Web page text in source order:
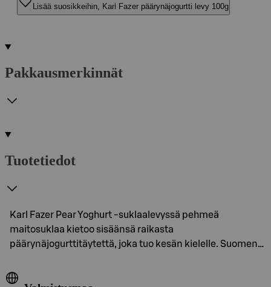
Lisää suosikkeihin, Karl Fazer päärynäjogurtti levy 100g
Pakkausmerkinnät
Tuotetiedot
Karl Fazer Pear Yoghurt -suklaalevyssä pehmeä
maitosuklaa kietoo sisäänsä raikasta
päärynäjogurttitäytettä, joka tuo kesän kielelle. Suomen…